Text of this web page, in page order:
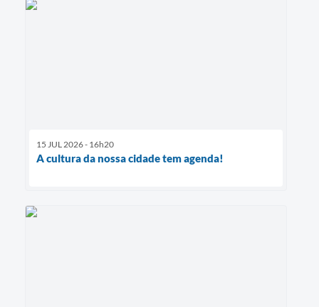
15 JUL 2026 - 16h20
A cultura da nossa cidade tem agenda!